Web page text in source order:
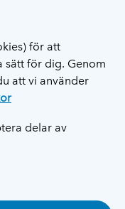
för att
sätt för dig. Genom
att vi använder
delar av